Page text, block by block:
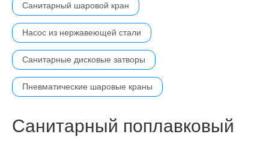
Санитарный шаровой кран
Насос из нержавеющей стали
Санитарные дисковые затворы
Пневматические шаровые краны
Санитарный поплавковый